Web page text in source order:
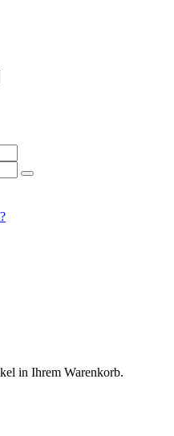
in Ihrem Warenkorb.